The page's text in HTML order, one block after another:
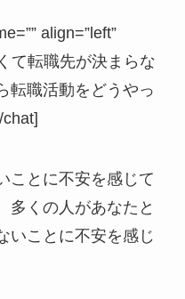
align=”left”
て転職先が決まらな
転職活動をどうやっ
ことに不安を感じて
多くの人があなたと
いことに不安を感じ